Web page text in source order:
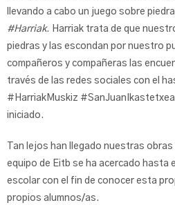
llevando a cabo un juego sobre
#Harriak. Harriak trata de que
piedras y las escondan por nuestro
compañeros y compañeras las
través de las redes sociales con el
#HarriakMuskiz #SanJuanIkastetxea
iniciado.
Tan lejos han llegado nuestras obras
equipo de Eitb se ha acercado hasta
escolar con el fin de conocer esta
propios alumnos/as.